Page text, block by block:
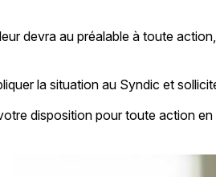
devra au préalable à toute
la situation au Syndic et
disposition pour toute action